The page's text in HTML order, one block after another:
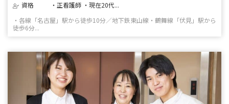
資格
・正看護師 ・現在20代...
・各線「名古屋」駅から徒歩10分／地下鉄東山線・鶴舞線「伏見」駅から
徒歩6分...